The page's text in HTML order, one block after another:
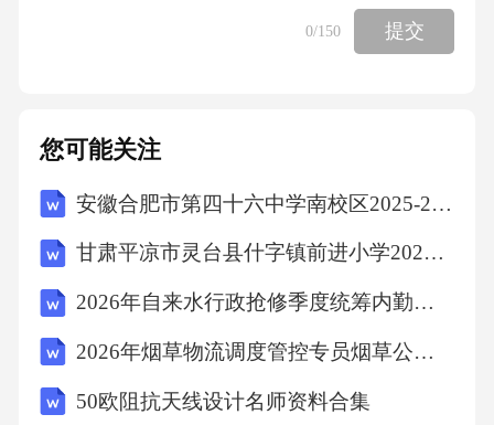
施工企业安全生产标准化考评实行量化评分。
考评总分值为100分，考评结果分为优良、合
果为优良；（二）考评得分达到70分及以上85
分以下，且关键项全部满足要求的，考评结果
为合格；（三）考评得分低于70分，或存在任
格。第十二条企业安全生产标准化考评关键项
包括：（一）未设置独立的安全生产管理机构
或未配备足额专职安全生产管理人员的；
0/150 提交
您可能关注
安徽合肥市第四十六中学南校区2025-2026学年第二学期期末教学质量检测七年级英语试卷文字版含答案
甘肃平凉市灵台县什字镇前进小学2025-2026学年度第二学期期末检测试卷五年级语文（文字版含答案）
2026年自来水行政抢修季度统筹内勤招聘考试笔试试题（含答案）
2026年烟草物流调度管控专员烟草公司招聘考试笔试试题（含答案）
50欧阻抗天线设计名师资料合集